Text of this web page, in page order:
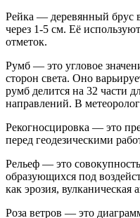
Рейка — деревянный брус
через 1-5 см. Её
отметок.
Румб — это угловое
сторон света. Оно
румб делится на 32 части
направлений. В
Рекогносцировка — это
перед геодезическими
Рельеф — это
образующихся под
как эрозия, вулканическая
Роза ветров — это